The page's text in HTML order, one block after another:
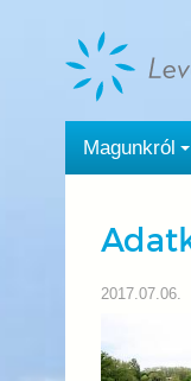
tartalomra
Magunkról
2017.07.06.